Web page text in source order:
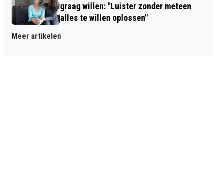
graag willen: "Luister zonder meteen
alles te willen oplossen"
Meer artikelen